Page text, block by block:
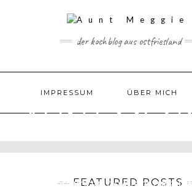
der kochblog aus ostfriesland
IMPRESSUM ÜBER MICH
AUNT
DER KOCHBLOG AUS
FEATURED POSTS